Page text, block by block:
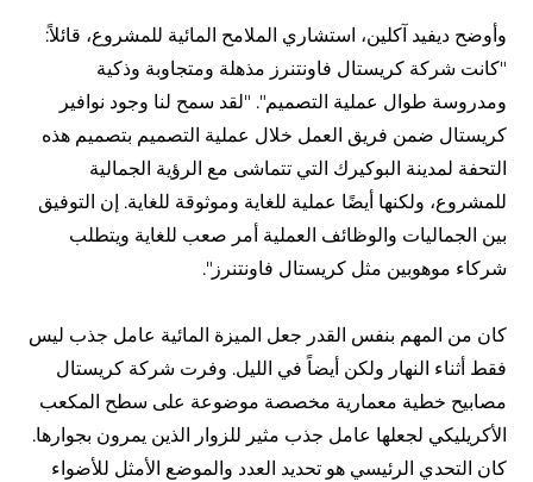
وأوضح ديفيد آكلين، استشاري الملامح المائية للمشروع، قائلاً:
"كانت شركة كريستال فاونتنرز مذهلة ومتجاوبة وذكية
ومدروسة طوال عملية التصميم". "لقد سمح لنا وجود نوافير
كريستال ضمن فريق العمل خلال عملية التصميم بتصميم هذه
التحفة لمدينة البوكيرك التي تتماشى مع الرؤية الجمالية
للمشروع، ولكنها أيضًا عملية للغاية وموثوقة للغاية. إن التوفيق
بين الجماليات والوظائف العملية أمر صعب للغاية ويتطلب
شركاء موهوبين مثل كريستال فاونتنرز".
كان من المهم بنفس القدر جعل الميزة المائية عامل جذب ليس
فقط أثناء النهار ولكن أيضاً في الليل. وفرت شركة كريستال
مصابيح خطية معمارية مخصصة موضوعة على سطح المكعب
الأكريليكي لجعلها عامل جذب مثير للزوار الذين يمرون بجوارها.
كان التحدي الرئيسي هو تحديد العدد والموضع الأمثل للأضواء